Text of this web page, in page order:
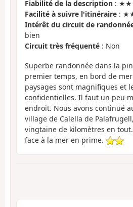
Fiabilité de la description :
Facilité à suivre l'itinéraire :
Intérêt du circuit de
bien
Circuit très fréquenté : Non
Superbe randonnée dans la
premier temps, en bord de
paysages sont magnifiques et
confidentielles. Il faut un peu
endroit. Nous avons continué
village de Calella de
vingtaine de kilomètres en
face à la mer en prime.